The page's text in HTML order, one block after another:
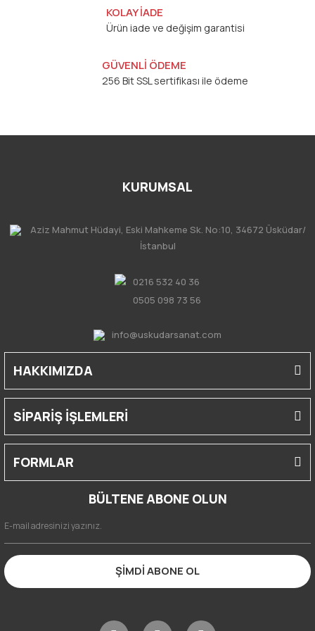
KOLAY İADE
Ürün iade ve değişim garantisi
GÜVENLİ ÖDEME
256 Bit SSL sertifikası ile ödeme
KURUMSAL
Aziz Mahmut Hüdayi, Eski Mahkeme Sk. No:10, 34672 Üsküdar/
İstanbul
0216 532 40 36
0505 098 73 56
info@uskudarsanat.com
HAKKIMIZDA
SİPARİŞ İŞLEMLERİ
FORMLAR
BÜLTENE ABONE OLUN
ŞİMDİ ABONE OL